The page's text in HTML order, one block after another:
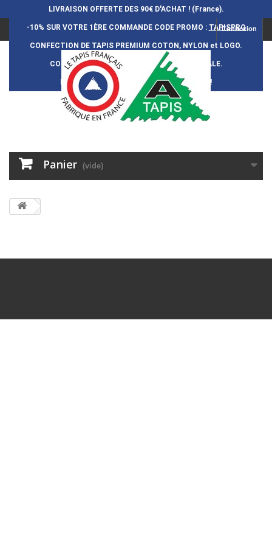
LIVRAISON OFFERTE DES 90€ D'ACHAT ! (France).
-10% SUR VOTRE 1ÈRE COMMANDECODE PROMO : TAPISPRO
CONFECTION DE TAPIS PREMIUM COTON, NYLON et LOGO.
CONFECTION FRANÇ AISE et 100% ARTISANALE.
DURÉE DE VIE DES TAPIS : 5 ANS ENVIRON !
Connexion
Panier (vide)